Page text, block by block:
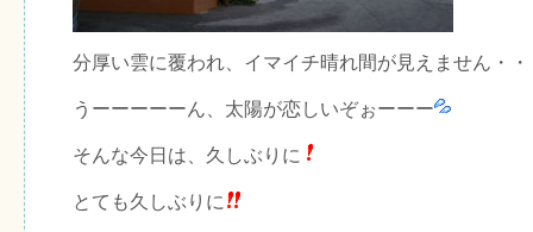
分厚い雲に覆われ、イマイチ晴れ間が見えません・
うーーーーーん、太陽が恋しいぞぉーーー
そんな今日は、久しぶりに
とても久しぶりに